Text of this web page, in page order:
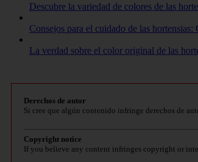
Descubre la variedad de colores de las
Consejos para el cuidado de las
La verdad sobre el color original de las
Derechos de autor
Si cree que algún contenido infringe derechos de
Copyright notice
If you believe any content infringes copyright or